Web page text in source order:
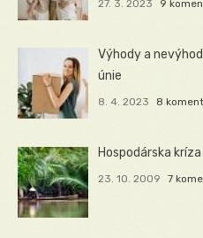
27. 3. 2023 9
Výhody a
únie
8. 4. 2023 8
Hospodárska
23. 10. 2009 7